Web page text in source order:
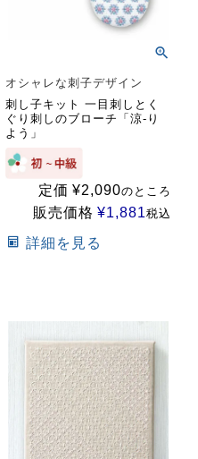
オシャレな刺子デザイン
刺し子キット 一目刺しとく
ぐり刺しのブローチ「涼-り
よう」
定価 ¥2,090のところ
販売価格 ¥1,881税込
詳細を見る